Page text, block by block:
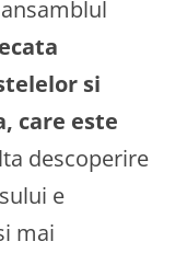
ansamblul
si
care este
descoperire
e
mai